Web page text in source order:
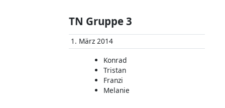
TN Gruppe 3
1. März 2014
Konrad
Tristan
Franzi
Melanie